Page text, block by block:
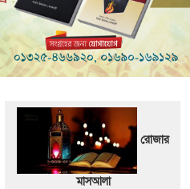
রোজার
মাসআলা